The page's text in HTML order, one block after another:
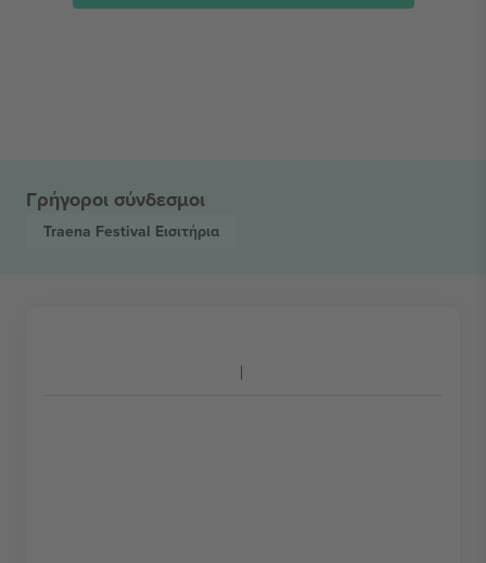
Γρήγοροι σύνδεσμοι
Traena Festival Εισιτήρια